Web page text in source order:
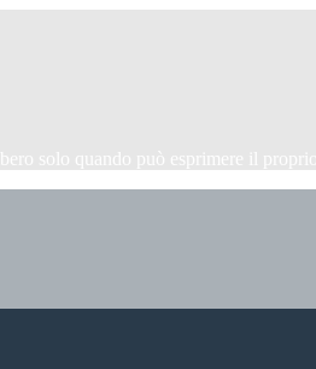
solo quando può esprimere il